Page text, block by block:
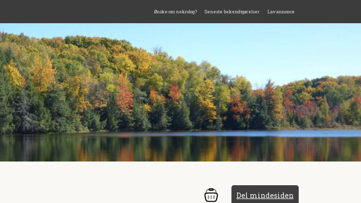
Ønske om nekrolog? Seneste bekendtgørelser Lav annonce
Del mindesiden